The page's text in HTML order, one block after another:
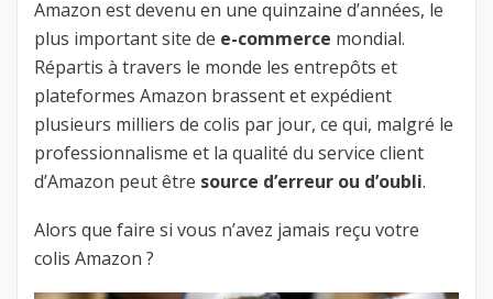
Amazon est devenu en une quinzaine d’années, le
plus important site de e-commerce mondial.
Répartis à travers le monde les entrepôts et
plateformes Amazon brassent et expédient
plusieurs milliers de colis par jour, ce qui, malgré le
professionnalisme et la qualité du service client
d’Amazon peut être source d’erreur ou d’oubli.
Alors que faire si vous n’avez jamais reçu votre
colis Amazon ?